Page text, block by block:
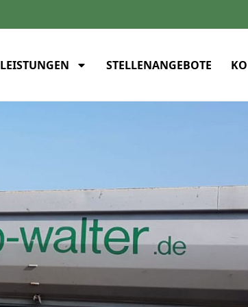
LEISTUNGEN STELLENANGEBOTE